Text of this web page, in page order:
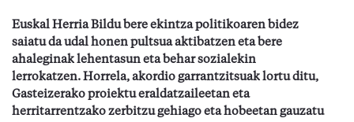
Euskal Herria Bildu bere ekintza politikoaren bidez
saiatu da udal honen pultsua aktibatzen eta bere
ahaleginak lehentasun eta behar sozialekin
lerrokatzen. Horrela, akordio garrantzitsuak lortu ditu,
Gasteizerako proiektu eraldatzaileetan eta
herritarrentzako zerbitzu gehiago eta hobeetan gauzatu